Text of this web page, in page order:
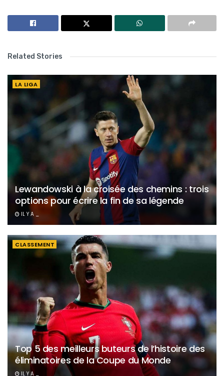
Related Stories
LA LIGA
Lewandowski à la croisée des chemins : trois
options pour écrire la fin de sa légende
IL Y A _
CLASSEMENT
Top 5 des meilleurs buteurs de l’histoire des
éliminatoires de la Coupe du Monde
IL Y A _